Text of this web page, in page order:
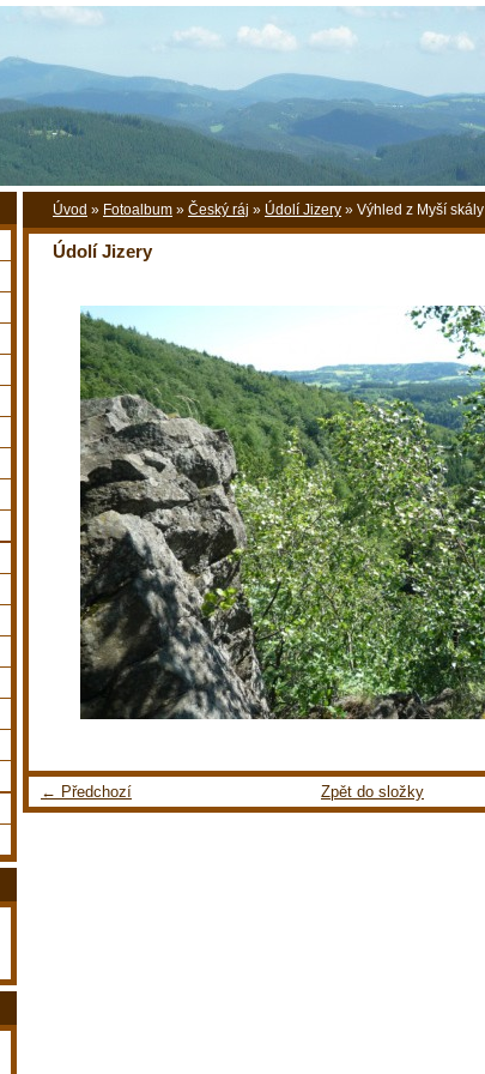
Úvod » Fotoalbum » Český ráj » Údolí Jizery » Výhled z Myší skály
Údolí Jizery
← Předchozí Zpět do složky